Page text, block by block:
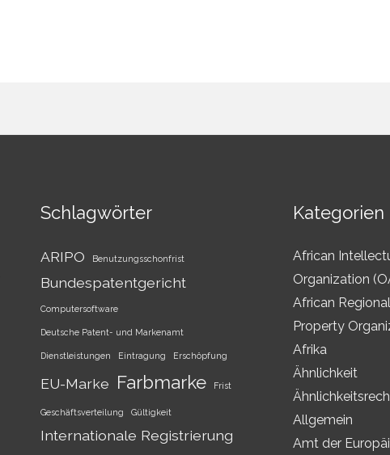
Schlagwörter
ARIPO Benutzungsschonfrist
Bundespatentgericht
Computersoftware
Deutsche Patent- und Markenamt
Dienstleistungen Eintragung Erschöpfung
EU-Marke Farbmarke Frist
Geschäftsverteilung Gültigkeit
Internationale Registrierung
Kategorien
African
Organization
African
Property
Afrika
Ähnlichkeit
Allgemein
Amt der